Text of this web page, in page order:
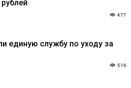
477
единую службу по уходу за
516